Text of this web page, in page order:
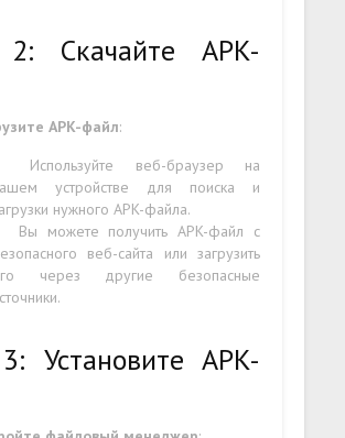
Скачайте APK-
APK-файл:
Используйте веб-браузер на
устройстве для поиска и
нужного APK-файла.
Вы можете получить APK-файл с
веб-сайта или загрузить
через другие безопасные
Установите APK-